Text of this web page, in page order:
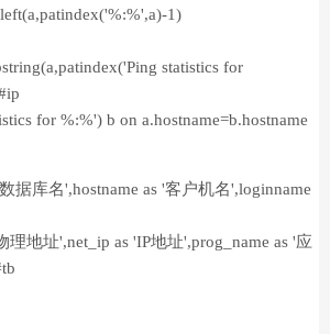
1)
statistics for
for %:%') b on a.hostname=b.hostname
据库名',hostname as '客户机名',loginname
理地址',net_ip as 'IP地址',prog_name as '应